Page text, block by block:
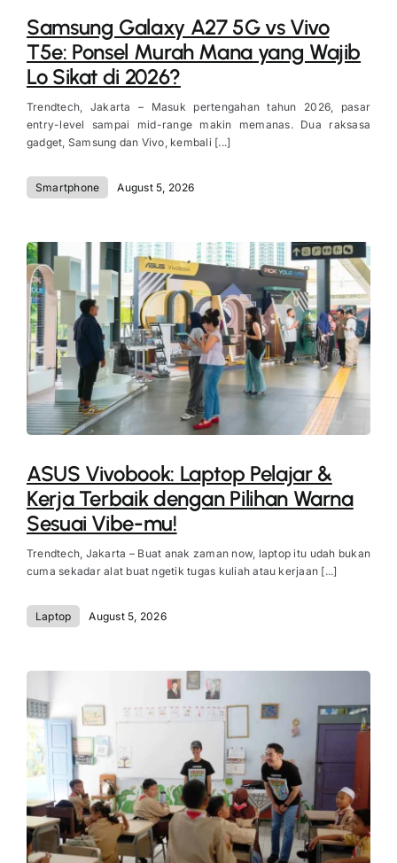
Samsung Galaxy A27 5G vs Vivo
T5e: Ponsel Murah Mana yang Wajib
Lo Sikat di 2026?
Trendtech, Jakarta – Masuk pertengahan tahun 2026, pasar
entry-level sampai mid-range makin memanas. Dua raksasa
gadget, Samsung dan Vivo, kembali [...]
Smartphone August 5, 2026
ASUS Vivobook: Laptop Pelajar &
Kerja Terbaik dengan Pilihan Warna
Sesuai Vibe-mu!
Trendtech, Jakarta – Buat anak zaman now, laptop itu udah bukan
cuma sekadar alat buat ngetik tugas kuliah atau kerjaan [...]
Laptop August 5, 2026